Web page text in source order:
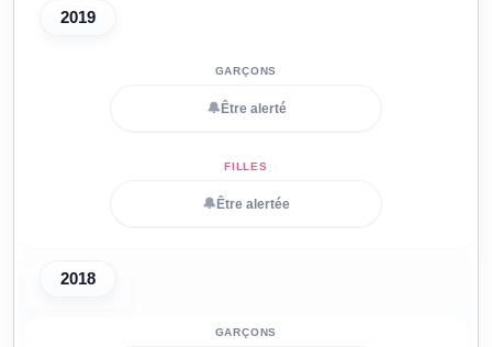
2019
🔔 Être alerté
🔔 Être alertée
2018